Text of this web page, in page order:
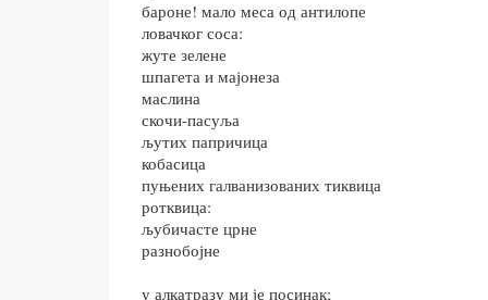
бароне! мало меса од антилопе
ловачког соса:
жуте зелене
шпагета и мајонеза
маслина
скочи-пасуља
љутих папричица
кобасица
пуњених галванизованих тиквица
ротквица:
љубичасте црне
разнобојне
у алкатразу ми је посинак;